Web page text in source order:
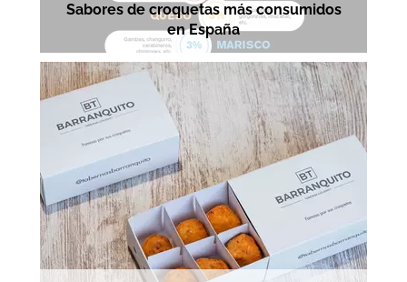
Sabores de croquetas más consumidos
en España